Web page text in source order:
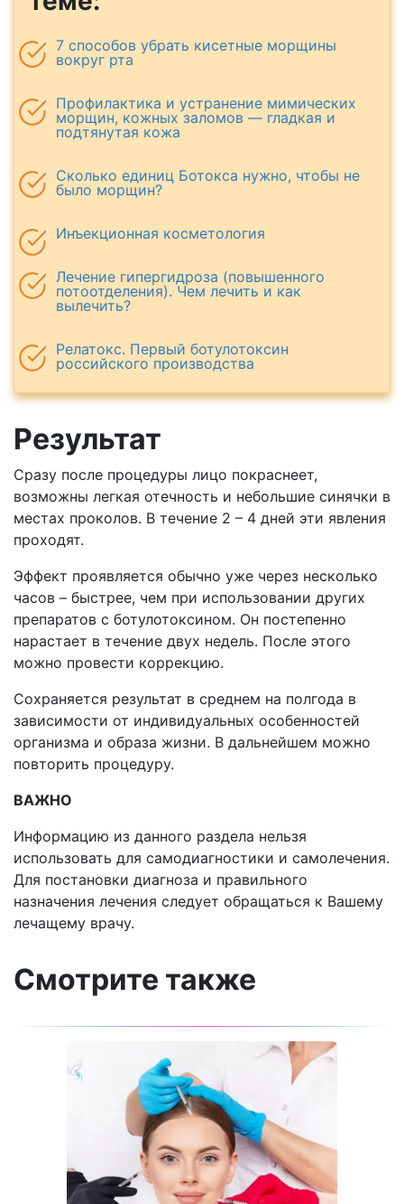
7 способов убрать кисетные морщины
вокруг рта
Профилактика и устранение мимических
морщин, кожных заломов — гладкая и
подтянутая кожа
Сколько единиц Ботокса нужно, чтобы не
было морщин?
Инъекционная косметология
Лечение гипергидроза (повышенного
потоотделения). Чем лечить и как
вылечить?
Релатокс. Первый ботулотоксин
российского производства
Результат
Сразу после процедуры лицо покраснеет,
возможны легкая отечность и небольшие синячки в
местах проколов. В течение 2 – 4 дней эти явления
проходят.
Эффект проявляется обычно уже через несколько
часов – быстрее, чем при использовании других
препаратов с ботулотоксином. Он постепенно
нарастает в течение двух недель. После этого
можно провести коррекцию.
Сохраняется результат в среднем на полгода в
зависимости от индивидуальных особенностей
организма и образа жизни. В дальнейшем можно
повторить процедуру.
ВАЖНО
Информацию из данного раздела нельзя
использовать для самодиагностики и самолечения.
Для постановки диагноза и правильного
назначения лечения следует обращаться к Вашему
лечащему врачу.
Смотрите также